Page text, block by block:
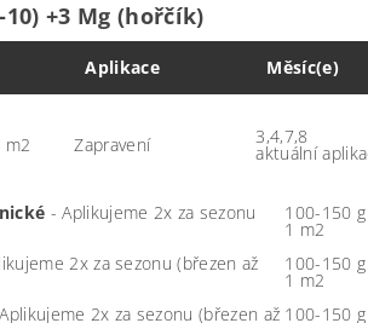
+3 Mg (hořčík)
Aplikace
Měsíc(e)
m2 Zapravení 3,4,7,8
aktuální
- Aplikujeme 2x za sezonu 100-150
1 m2
2x za sezonu (březen až 100-150
1 m2
2x za sezonu (březen až 100-150